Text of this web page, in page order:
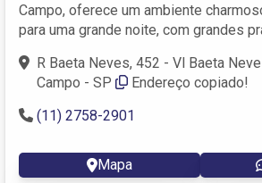
Campo, oferece um ambiente
para uma grande noite, com grandes
R Baeta Neves, 452 - Vl Baeta
Campo - SP
Endereço copiado!
(11) 2758-2901
Mapa